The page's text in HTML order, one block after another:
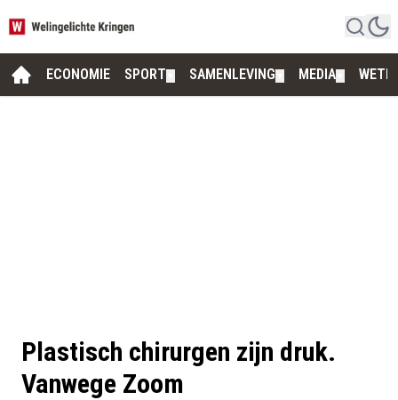
ECONOMIE SPORT SAMENLEVING MEDIA
Plastisch chirurgen zijn druk.
Vanwege Zoom